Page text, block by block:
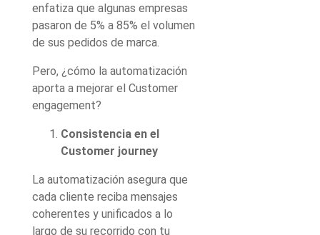
enfatiza que algunas empresas
pasaron de 5% a 85% el volumen
de sus pedidos de marca.
Pero, ¿cómo la automatización
aporta a mejorar el Customer
engagement?
Consistencia en el
Customer journey
La automatización asegura que
cada cliente reciba mensajes
coherentes y unificados a lo
largo de su recorrido con tu